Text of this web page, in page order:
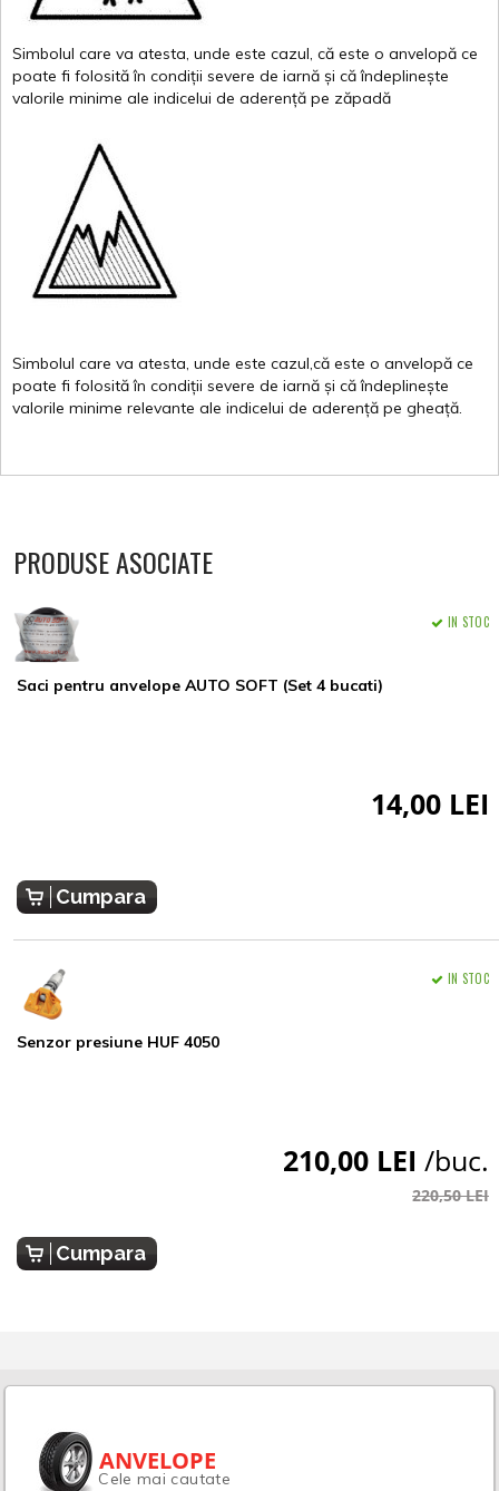
Simbolul care va atesta, unde este cazul, că este o anvelopă ce
poate fi folosită în condiții severe de iarnă și că îndeplinește
valorile minime ale indicelui de aderență pe zăpadă
Simbolul care va atesta, unde este cazul,că este o anvelopă ce
poate fi folosită în condiții severe de iarnă și că îndeplinește
valorile minime relevante ale indicelui de aderență pe gheață.
PRODUSE ASOCIATE
Saci pentru anvelope AUTO SOFT (Set 4 bucati)
IN STOC
14,00 LEI
Cumpara
Senzor presiune HUF 4050
IN STOC
210,00 LEI /buc.
220,50 LEI
Cumpara
ANVELOPE
Cele mai cautate